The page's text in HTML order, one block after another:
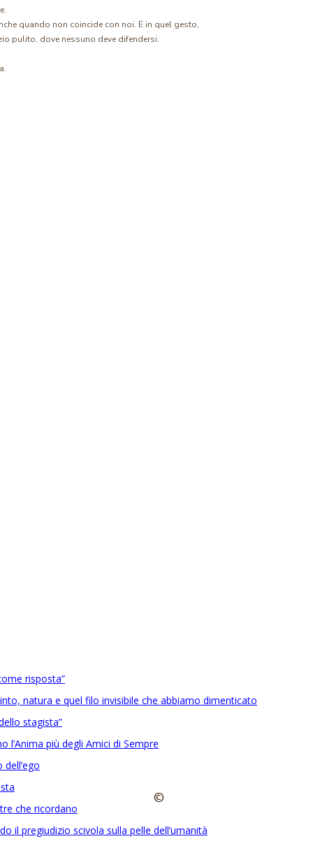
©
quando non coincide con noi. E in quel gesto,
pulito, dove nessuno deve difendersi.
risposta”
natura e quel filo invisibile che abbiamo dimenticato
stagista”
l’Anima più degli Amici di Sempre
che ricordano
il pregiudizio scivola sulla pelle dell’umanità